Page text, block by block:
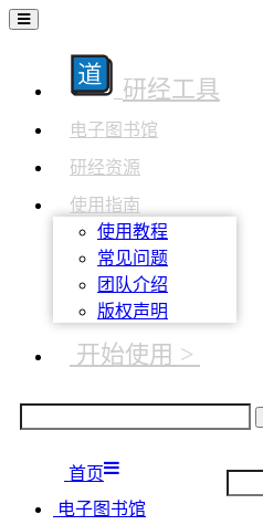
研经工具
电子图书馆
研经资源
使用指南
使用教程
常见问题
团队介绍
版权声明
开始使用 >
首页
电子图书馆